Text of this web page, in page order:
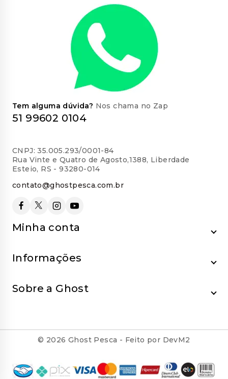
Tem alguma dúvida? Nos chama no Zap
51 99602 0104
CNPJ: 35.005.293/0001-84
Rua Vinte e Quatro de Agosto,1388, Liberdade
Esteio, RS - 93280-014
contato@ghostpesca.com.br
Minha conta
Informações
Sobre a Ghost
© 2026 Ghost Pesca - Feito por DevM2